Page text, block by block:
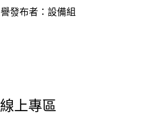
發布者：設備組
線上專區